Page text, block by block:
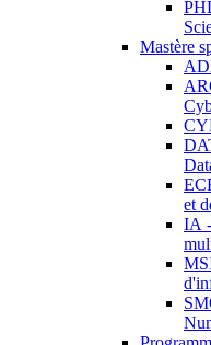
Mastère
et
IA